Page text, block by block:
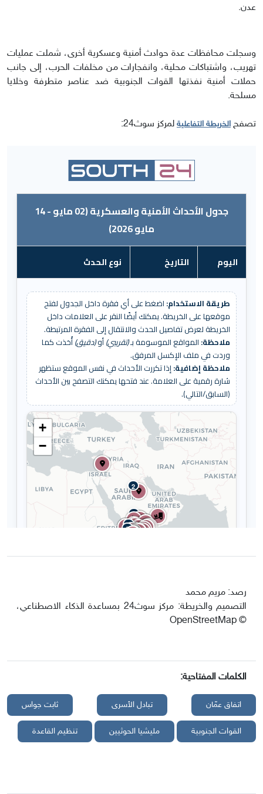
عدن.
وسجلت محافظات عدة حوادث أمنية وعسكرية أخرى، شملت عمليات
تهريب، واشتباكات محلية، وانفجارات من مخلفات الحرب، إلى جانب
حملات أمنية نفذتها القوات الجنوبية ضد عناصر متطرفة وخلايا
مسلحة.
تصفح الخريطة التفاعلية لمركز سوث24:
رصد: مريم محمد
التصميم والخريطة: مركز سوث24 بمساعدة الذكاء الاصطناعي،
© OpenStreetMap
الكلمات المفتاحية:
اتفاق عمّان تبادل الأسرى ثابت جواس
القوات الجنوبية مليشيا الحوثيين تنظيم القاعدة